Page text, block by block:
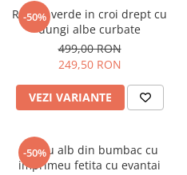
-50%
Rochie verde in croi drept cu
dungi albe curbate
499,00 RON
249,50 RON
VEZI VARIANTE
-50%
Tricou alb din bumbac cu
imprimeu fetita cu evantai